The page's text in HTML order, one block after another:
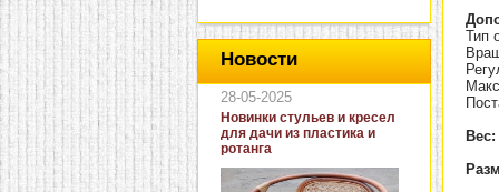
Новости
28-05-2025
Новинки стульев и кресел
для дачи из пластика и
ротанга
Тип
Вес: